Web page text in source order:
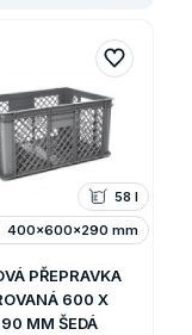
PŘEPRAVKA
600 X
MM ŠEDÁ
58 l
400x600x290 mm